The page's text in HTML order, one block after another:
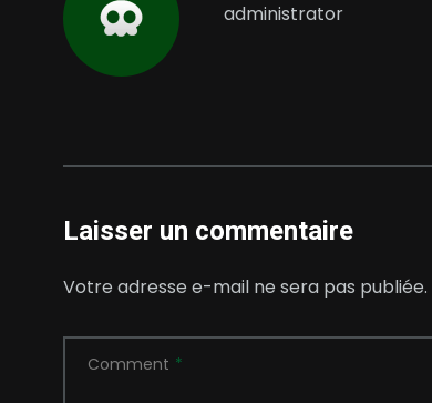
administrator
Laisser un commentaire
Votre adresse e-mail ne sera pas publiée.
Comment *